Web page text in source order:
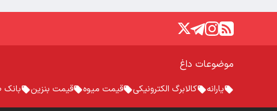
موضوعات داغ
یارانه کالابرگ الکترونیکی قیمت میوه قیمت بنزین بانک